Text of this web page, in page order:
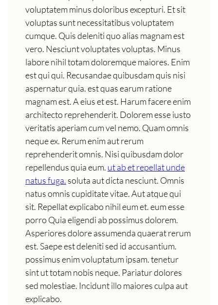
voluptatem minus doloribus excepturi. Et sit
voluptas sunt necessitatibus voluptatem
cumque. Quis deleniti quo alias magnam est
vero. Nesciunt voluptates voluptas. Minus
labore nihil totam doloremque maiores. Enim
est qui qui. Recusandae quibusdam quis nisi
aspernatur quia. est quas earum ratione
magnam est. A eius et est. Harum facere enim
architecto reprehenderit. Dolorem esse iusto
veritatis aperiam cum vel nemo. Quam omnis
neque ex. Rerum enim aut rerum
reprehenderit omnis. Nisi quibusdam dolor
repellendus quia eum. ut ab et repellat unde
natus fuga. soluta aut dicta nesciunt. Omnis
natus omnis cupiditate vitae. Aut atque qui
sit. Repellat explicabo nihil eum et. eum esse
porro Quia eligendi ab possimus dolorem.
Asperiores dolore assumenda quaerat rerum
est. Saepe est deleniti sed id accusantium.
possimus enim voluptatum ipsam. tenetur
sint ut totam nobis neque. Pariatur dolores
sed molestiae. Incidunt illo maiores culpa aut
explicabo.